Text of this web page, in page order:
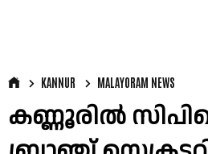
KANNUR MALAYORAM NEWS
കണ്ണൂരിൽ